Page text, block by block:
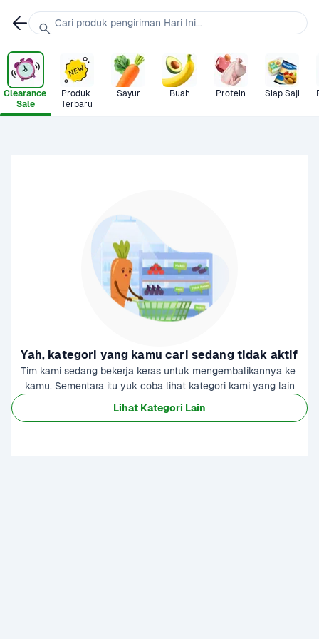
Clearance
Sale
Produk
Terbaru
Sayur Buah Protein Siap Saji
Yah, kategori yang kamu cari sedang tidak aktif
Tim kami sedang bekerja keras untuk mengembalikannya ke
kamu. Sementara itu yuk coba lihat kategori kami yang lain
Lihat Kategori Lain
Cari produk pengiriman Hari Ini...